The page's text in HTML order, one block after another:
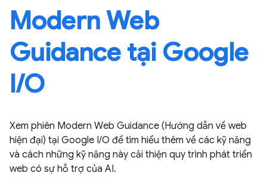
Modern Web
Guidance tại Google
I / O
Xem phiên Modern Web Guidance (Hướng dẫn về web
hiện đại) tại Google I / O để tìm hiểu thêm về các kỹ năng
và cách những kỹ năng này cải thiện quy trình phát triển
web có sự hỗ trợ của AI.